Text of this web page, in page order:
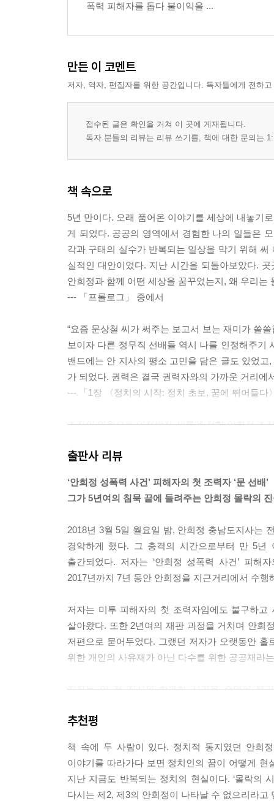
영혼을 파괴하는 완벽함의 유혹
4장 정치의 변질: 잠식되다
대선 도전을 준비하다
대선 경선 캠프를 꾸리다
본격적인 경선의 시작
후보를 위로하는 역술인들의 예견
해외 로비스트들의 치밀한 접근 그리고 동조
수상한 비밀 엘리트 조직과의 만남
자본가를 향한 동경
여성 편력
참모들의 치열한 경쟁
청년팔이 정치
이름팔이 정치
국민과 안희정의 괴리 ‘선한 의지’ 발언
손석희 앵커와의 치명적인 생방송 인터뷰
그리고 패배
잠깐의 이별, 그리고 새로운 출발
미래 권력의 힘
선배, 도와주세요
폭풍의 시작, 넘쳐나는 위선
몰아치는 여론전
모든 것을 의심하고 검증하는 검찰 조사
경험한 것을 그대로 말하는 것의 무게
6장 정치의 끝: 진실을 밝히다
부조리의 항연
김지은과 함께하는 사람들
눈물조차 사치였던 1심 재판의 결과
다시 처음부터 시작
정치판에서 밀려나다
소망하던 정치의 종결
에필로그: 폐허에서 다시 좋은 정치를 꿈꾸다
부록: 도지사 수행비서 업무 매뉴얼
폭력 피해자를 돕다 불이익을 ...
만든 이 코멘트
저자, 역자, 편집자를 위한 공간입니다. 독자들에게 전하
접수된 글은 확인을 거쳐 이 곳에 게재됩니다.
독자 분들의 리뷰는 리뷰 쓰기를, 책에 대한 문의는
책 속으로
5년 만이다. 오래 품어온 이야기를 세상에 내놓기
게 되었다. 공공의 영역에서 경험한 나의 일들은
각과 구태의 실수가 반복되는 일상을 막기 위해
실적인 대안이었다. 지난 시간을 되돌아보았다.
안희정과 함께 어떤 세상을 꿈꾸었는지, 왜 우리는
--- 「프롤로그」 중에서
“요즘 문상철 씨가 써주는 보고서 보는 재미가 쏠
보이자 다른 정무직 선배들 역시 나를 인정해주기
밴드에는 안 지사의 평소 고민을 담은 글도 있었
가 되었다. 권력은 결국 권력자와의 가까운 거리에
--- 「1장 〈정치의 시작: 정치 초보, 꿈에 뛰어들다
조직의 일원으로 인정받자 새롭게 접한 안희정 조
원의 문제는 철저히 감싸주고 외부에는 배타적인
모임을 마치고 돌아가는데 “나와 같이 공부하는
다. 그 후 아무도 시키지 않았지만 공부 계획을 홀
설화나 문제가 있는 사람들을 골라냈다. 더불어
작업을 두 달에 걸쳐 하자 200여 명 가까운 강사
안 지사에게 보고했다. 안 지사는 매우 기뻐했다.
안 지사가 도정 운영과 자신의 이미지 관리에 여
결과는 도청 각 부서에 공유했지만, 정치 현안 또
가로 분석해서 안 지사에게만 직접 보고했기 때문
안 지사는 각 부서의 실·국장들이 행사나 정책을
습을 표정과 말투 등으로 수행비서에게 드러냈다.
다. 결론적으로 지금보다 더 많은 걸 사전에 검토
지시였다. 단 티가 나서는 안 된다는 전제가 있었
출판사 리뷰
‘안희정 성폭력 사건’ 피해자의 첫 조력자 ‘문 선배’
그가 5년여의 침묵 끝에 들려주는 안희정 몰락의
2018년 3월 5일 월요일 밤, 안희정 충남도지사는
경악하게 했다. 그 충격의 시간으로부터 만 5
출간되었다. 저자는 ‘안희정 성폭력 사건’ 피해
2017년까지 7년 동안 안희정을 지근거리에서 수
저자는 미투 피해자의 첫 조력자임에도 불구하
살아왔다. 또한 2년여의 재판 과정을 거치며 안희
저편으로 묻어두었다. 그랬던 저자가 오랫동안
위한 개인의 사유재가 아닌 다수를 위한 공공재라
저자는 안 전 지사와 함께한 시간을 수없이 복
있는 길임을 깨닫고, 동일한 잘못이 반복되지
기록물이라 하겠다.
정치권력의 속성을 교과서처럼 보여주는, 대한민
추천평
책 속에 두 사람이 있다. 정치적 동지였던 안희
이야기를 따라가다 보면 정치인의 꿈이 어떻게
지난 지금도 반복되는 정치의 현실이다. ‘몰락의
다시는 제2, 제3의 안희정이 나타날 수 없으리라고